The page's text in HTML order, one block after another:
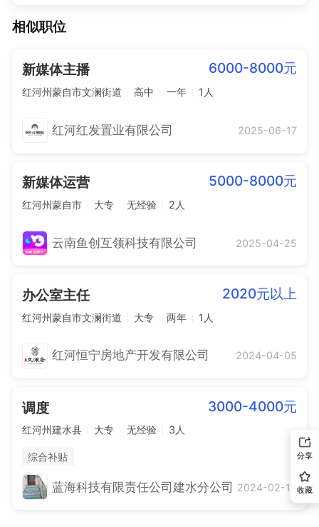
相似职位
新媒体主播 6000-8000元
红河州蒙自市文澜街道 高中 一年 1人
红河红发置业有限公司 2025-06-17
新媒体运营 5000-8000元
红河州蒙自市 大专 无经验 2人
云南鱼创互领科技有限公司 2025-04-25
办公室主任 2020元以上
红河州蒙自市文澜街道 大专 两年 1人
红河恒宁房地产开发有限公司 2024-04-05
调度 3000-4000元
红河州建水县 大专 无经验 3人
综合补贴
蓝海科技有限责任公司建水分公司 2024-02-13
分享
收藏